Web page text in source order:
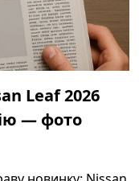
Leaf 2026
— фото